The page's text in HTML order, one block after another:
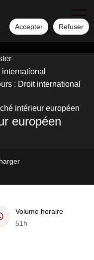
Accepter Refuser
international
: Droit international
intérieur européen
européen
Volume horaire
51h